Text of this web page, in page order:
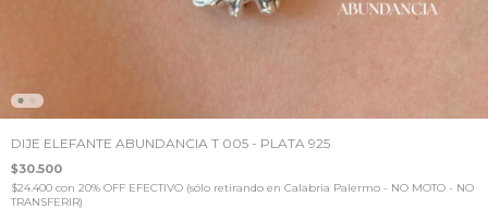
DIJE ELEFANTE ABUNDANCIA T 005 - PLATA 925
$30.500
$24.400 con 20% OFF EFECTIVO (sólo retirando en Calabria Palermo - NO MOTO - NO
TRANSFERIR)